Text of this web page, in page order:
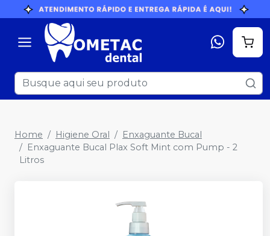
Home Higiene Oral
Enxaguante Bucal
Enxaguante Bucal Plax Soft Mint com Pump - 2
Litros